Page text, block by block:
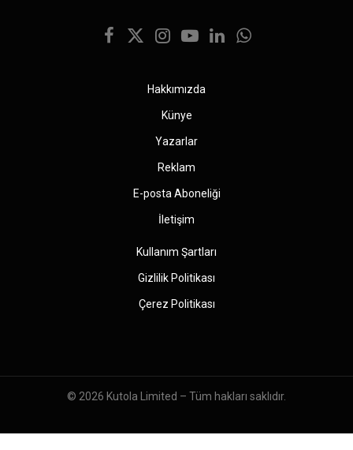
Facebook
X
Instagram
YouTubeLinkedInWhatsApp
Hakkımızda
Künye
Yazarlar
Reklam
E-posta Aboneliği
İletişim
Kullanım Şartları
Gizlilik Politikası
Çerez Politikası
© 2026 Kutola Limited – Tüm hakları saklıdır.